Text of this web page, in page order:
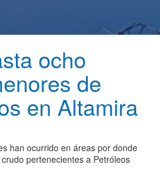
ocho
de
en Altamira
han ocurrido en áreas por donde
pertenecientes a Petróleos